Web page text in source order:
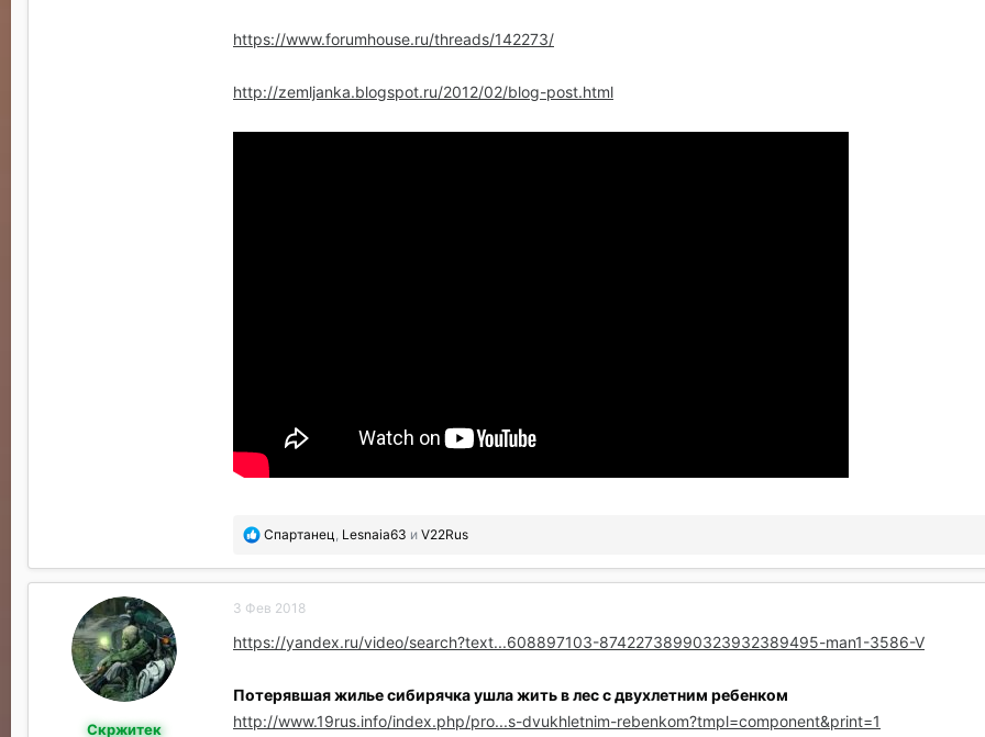
https://www.forumhouse.ru/threads/142273/
http://zemljanka.blogspot.ru/2012/02/blog-post.html
П
б
а
о
а
и
Спартанец Lesnaia63 и V22Rus
Скржитек
3 Фев 2018
https://yandex.ru/video/search?text...608897103-87422738990323932389495-man1-3586-V
Потерявшая жилье сибирячка ушла жить в лес с двухлетним ребенком
http://www.19rus.info/index.php/pro...s-dvukhletnim-rebenkom?tmpl=component&print=1